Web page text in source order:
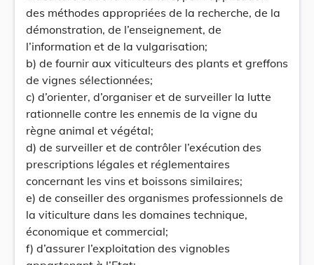
des méthodes appropriées de la recherche, de la
démonstration, de l’enseignement, de
l’information et de la vulgarisation;
b) de fournir aux viticulteurs des plants et greffons
de vignes sélectionnées;
c) d’orienter, d’organiser et de surveiller la lutte
rationnelle contre les ennemis de la vigne du
règne animal et végétal;
d) de surveiller et de contrôler l’exécution des
prescriptions légales et réglementaires
concernant les vins et boissons similaires;
e) de conseiller des organismes professionnels de
la viticulture dans les domaines technique,
économique et commercial;
f) d’assurer l’exploitation des vignobles